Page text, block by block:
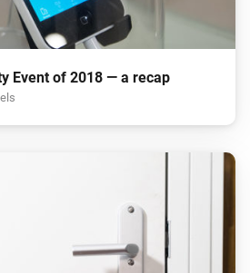
Event of 2018 — a recap